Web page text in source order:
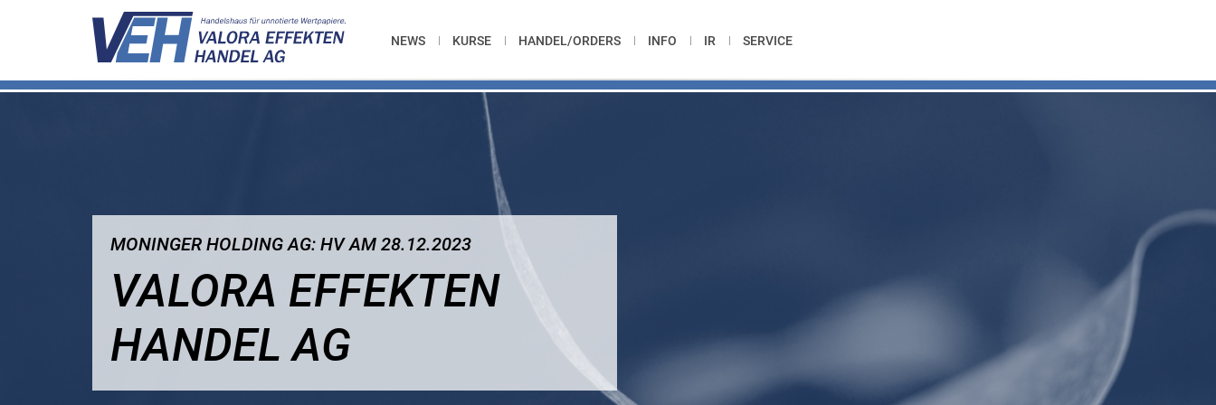
NEWS KURSE HANDEL/ORDERS INFO IR SERVICE
MONINGER HOLDING AG: HV AM 28.12.2023
VALORA EFFEKTEN
HANDEL AG